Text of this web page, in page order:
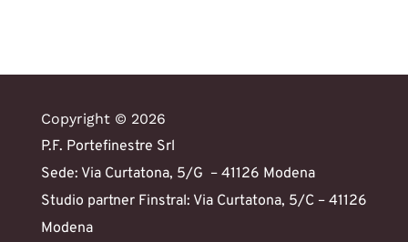
Copyright © 2026
P.F. Portefinestre Srl
Sede: Via Curtatona, 5/G – 41126 Modena
Studio partner Finstral: Via Curtatona, 5/C – 41126
Modena